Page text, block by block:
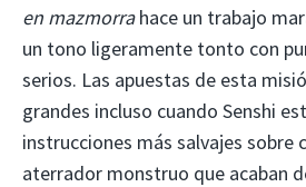
en mazmorrahace un trabajo
un tono ligeramente tonto con
serios. Las apuestas de esta
grandes incluso cuando Senshi
instrucciones más salvajes sobre
aterrador monstruo que acaban